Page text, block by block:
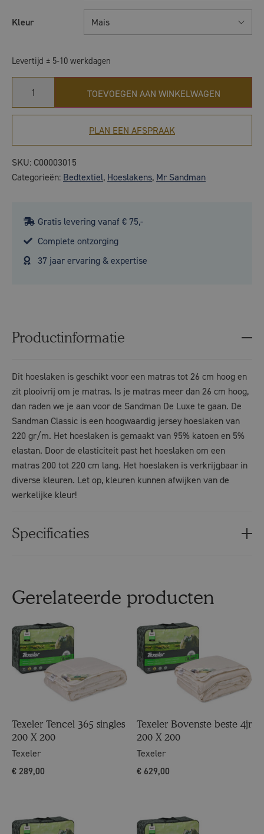
Kleur Mais
Levertijd ± 5-10 werkdagen
TOEVOEGEN AAN WINKELWAGEN
PLAN EEN AFSPRAAK
SKU: C00003015
Categorieën: Bedtextiel, Hoeslakens, Mr Sandman
Gratis levering vanaf € 75,-
Complete ontzorging
37 jaar ervaring & expertise
Productinformatie
Dit hoeslaken is geschikt voor een matras tot 26 cm hoog en
zit plooivrij om je matras. Is je matras meer dan 26 cm hoog,
dan raden we je aan voor de Sandman De Luxe te gaan. De
Sandman Classic is een hoogwaardig jersey hoeslaken van
220 gr/m. Het hoeslaken is gemaakt van 95% katoen en 5%
elastan. Door de elasticiteit past het hoeslaken om een
matras 200 tot 220 cm lang. Het hoeslaken is verkrijgbaar in
diverse kleuren. Let op, kleuren kunnen afwijken van de
werkelijke kleur!
Specificaties
Gerelateerde producten
Texeler Tencel 365 singles
200 X 200
Texeler
€ 289,00
Texeler Bovenste beste 4jr
200 X 200
Texeler
€ 629,00